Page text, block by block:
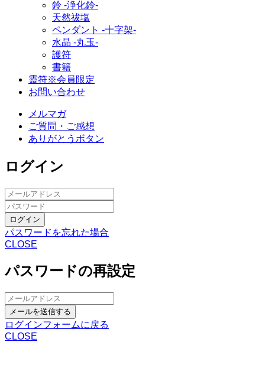
鈴 ‐浄化鈴‐
天然祓塩
ペンダント -十字架-
水晶 -丸玉-
護符
書籍
靈符※会員限定
お問い合わせ
メルマガ
ご質問・ご感想
ありがとうボタン
ログイン
ログイン
パスワードを忘れた場合
CLOSE
パスワードの再設定
メールを送信する
ログインフォームに戻る
CLOSE